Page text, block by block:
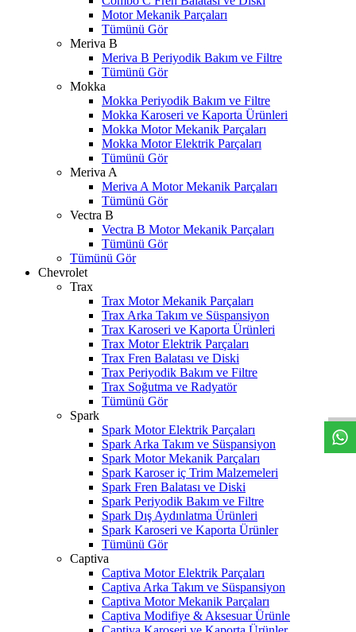
Motor Mekanik Parçaları
Tümünü Gör
Meriva B
Meriva B Periyodik Bakım ve Filtre
Tümünü Gör
Mokka
Mokka Periyodik Bakım ve Filtre
Mokka Karoseri ve Kaporta Ürünleri
Mokka Motor Mekanik Parçaları
Mokka Motor Elektrik Parçaları
Tümünü Gör
Meriva A
Meriva A Motor Mekanik Parçaları
Tümünü Gör
Vectra B
Vectra B Motor Mekanik Parçaları
Tümünü Gör
Tümünü Gör
Chevrolet
Trax
Trax Motor Mekanik Parçaları
Trax Arka Takım ve Süspansiyon
Trax Karoseri ve Kaporta Ürünleri
Trax Motor Elektrik Parçaları
Trax Fren Balatası ve Diski
Trax Periyodik Bakım ve Filtre
Trax Soğutma ve Radyatör
Tümünü Gör
Spark
Spark Motor Elektrik Parçaları
Spark Arka Takım ve Süspansiyon
Spark Motor Mekanik Parçaları
Spark Karoser iç Trim Malzemeleri
Spark Fren Balatası ve Diski
Spark Periyodik Bakım ve Filtre
Spark Dış Aydınlatma Ürünleri
Spark Karoseri ve Kaporta Ürünler
Tümünü Gör
Captiva
Captiva Motor Elektrik Parçaları
Captiva Arka Takım ve Süspansiyon
Captiva Motor Mekanik Parçaları
Captiva Modifiye & Aksesuar Ürünle